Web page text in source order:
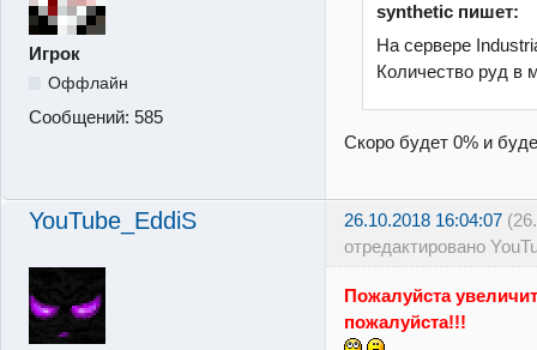
Игрок
Оффлайн
Сообщений: 585
synthetic пишет:
На сервере
Количество руд в
Скоро будет 0% и
YouTube_EddiS 26.10.2018 16:04:07
отредактировано
Пожалуйста
пожалуйста!!!